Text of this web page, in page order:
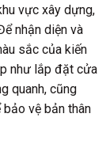
vực xây dựng,
nhận diện và
sắc của kiến
như lắp đặt cửa
quanh, cũng
vệ bản thân